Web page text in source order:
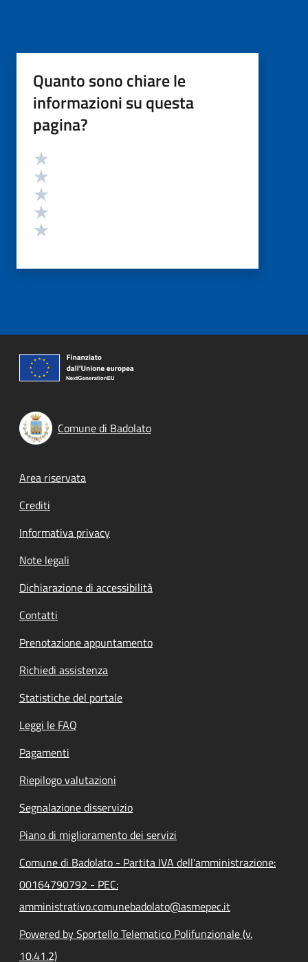
Quanto sono chiare le
informazioni su questa
pagina?
Valutazione
Comune di Badolato
Footer menu
Area riservata
Crediti
Informativa privacy
Note legali
Dichiarazione di accessibilità
Contatti
Prenotazione appuntamento
Richiedi assistenza
Statistiche del portale
Leggi le FAQ
Pagamenti
Riepilogo valutazioni
Segnalazione disservizio
Piano di miglioramento dei servizi
Comune di Badolato - Partita IVA dell'amministrazione:
00164790792 - PEC:
amministrativo.comunebadolato@asmepec.it
Powered by Sportello Telematico Polifunzionale (v.
10.41.2)